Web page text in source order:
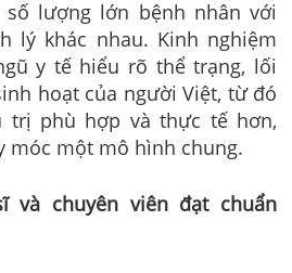
lượng lớn bệnh nhân với
lý khác nhau. Kinh nghiệm
y tế hiểu rõ thể trạng, lối
hoạt của người Việt, từ đó
trị phù hợp và thực tế hơn,
móc một mô hình chung.
và chuyên viên đạt chuẩn